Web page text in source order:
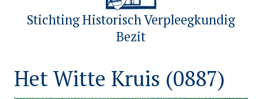
Stichting Historisch Verpleegkundig
Bezit
Het Witte Kruis (0887)